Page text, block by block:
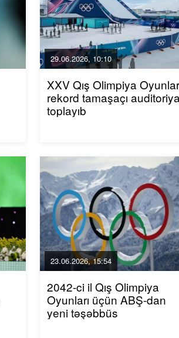
29.06.2026, 10:10
XXV Qış Olimpiya
rekord tamaşaçı
toplayıb
23.06.2026, 15:54
2042-ci il Qış Olimpiya
Oyunları üçün ABŞ-dan
yeni təşəbbüs